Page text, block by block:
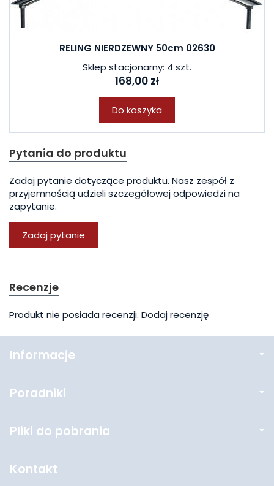
RELING NIERDZEWNY 50cm 02630
Sklep stacjonarny: 4 szt.
168,00 zł
Do koszyka
Pytania do produktu
Zadaj pytanie dotyczące produktu. Nasz zespół z
przyjemnością udzieli szczegółowej odpowiedzi na
zapytanie.
Zadaj pytanie
Recenzje
Produkt nie posiada recenzji. Dodaj recenzję
Informacje
Poradniki
Pliki do pobrania
Kontakt